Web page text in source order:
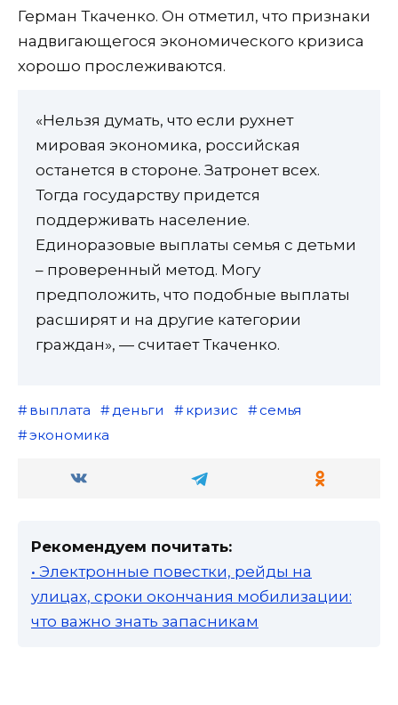
Герман Ткаченко. Он отметил, что признаки
надвигающегося экономического кризиса
хорошо прослеживаются.
«Нельзя думать, что если рухнет
мировая экономика, российская
останется в стороне. Затронет всех.
Тогда государству придется
поддерживать население.
Единоразовые выплаты семья с детьми
– проверенный метод. Могу
предположить, что подобные выплаты
расширят и на другие категории
граждан», — считает Ткаченко.
выплата деньги кризис
семья
экономика
Рекомендуем почитать:
• Электронные повестки, рейды на
улицах, сроки окончания мобилизации:
что важно знать запасникам